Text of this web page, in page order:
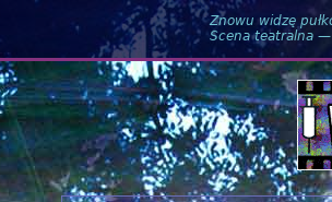
Znowu widzę
Scena teatralna —